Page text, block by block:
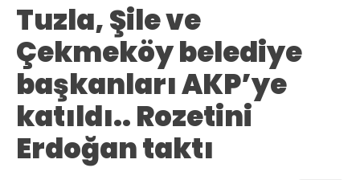
Tuzla, Şile ve
Çekmeköy belediye
başkanları AKP’ye
katıldı.. Rozetini
Erdoğan taktı